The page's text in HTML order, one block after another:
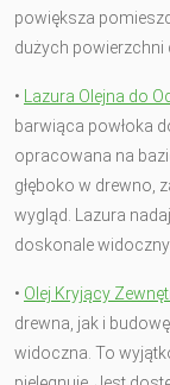
powiększa
dużych powierzchni
• Lazura Olejna do
barwiąca powłoka
opracowana na
głęboko w drewno,
wygląd. Lazura
doskonale widoczny
• Olej Kryjący
drewna, jak i
widoczna. To